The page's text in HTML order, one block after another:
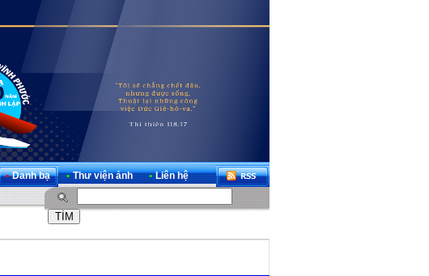
• Danh bạ • Thư viện ảnh • Liên hệ